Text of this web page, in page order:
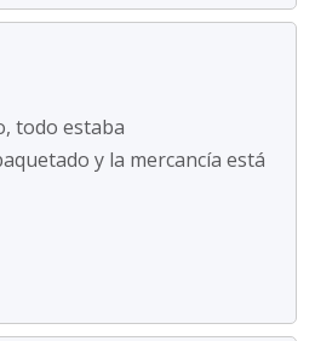
todo estaba
y la mercancía está